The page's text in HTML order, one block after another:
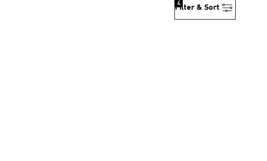
Filter & Sort
4